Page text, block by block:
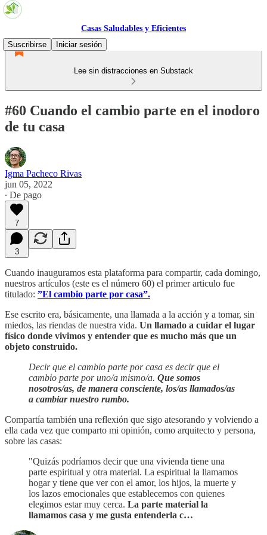
Casas Saludables y Eficientes
Suscribirse
Iniciar sesión
Lee sin distracciones en Substack
#60 Cuando el cambio parte en el inodoro
de tu casa
Igma Pacheco Rivas
jun 05, 2022
∙ De pago
7
3
Cuando inauguramos esta plataforma para compartir, cada domingo,
nuestros artículos (este es el número 60) el primer articulo fue
titulado: ”El cambio parte por casa”.
Ese escrito era, básicamente, una llamada a la acción y a tomar, sin
miedos, las riendas de nuestra vida. Un llamado a cuidar el lugar
físico donde vivimos y entender que es mucho más que un
objeto construido.
Decir que el cambio parte por casa es decir que el
cambio parte por uno/a mismo/a. Que somos
nosotros/as, de manera consciente, los/as llamados/as
a cambiar nuestro rumbo.
Compartía también una reflexión que sigo atesorando y volviendo a
ella cada vez que comparto mi opinión, como arquitecto y persona,
sobre las casas:
"Quizás podríamos decir que una vivienda tiene una
parte espiritual y otra material. La espiritual la llamamos
hogar y tiene que ver con el amor, los hijos, la muerte y
los lazos emocionales que establecemos con quienes
elegimos estar muy cerca. La parte material la
llamamos casa y me gusta entenderla c…